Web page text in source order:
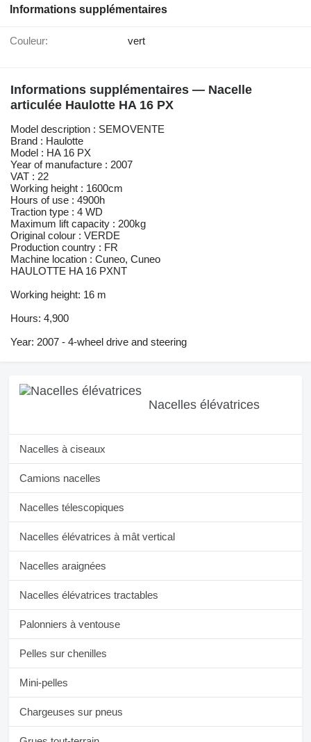
Informations supplémentaires
Couleur: vert
Informations supplémentaires — Nacelle
articulée Haulotte HA 16 PX
Model description : SEMOVENTE
Brand : Haulotte
Model : HA 16 PX
Year of manufacture : 2007
VAT : 22
Working height : 1600cm
Hours of use : 4900h
Traction type : 4 WD
Maximum lift capacity : 200kg
Original colour : VERDE
Production country : FR
Machine location : Cuneo, Cuneo
HAULOTTE HA 16 PXNT
Working height: 16 m
Hours: 4,900
Year: 2007 - 4-wheel drive and steering
Nacelles élévatrices
Nacelles à ciseaux
Camions nacelles
Nacelles télescopiques
Nacelles élévatrices à mât vertical
Nacelles araignées
Nacelles élévatrices tractables
Palonniers à ventouse
Pelles sur chenilles
Mini-pelles
Chargeuses sur pneus